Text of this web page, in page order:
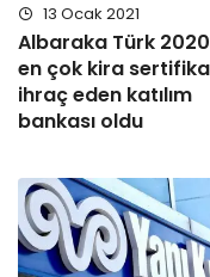
13 Ocak 2021
Albaraka Türk
en çok kira
ihraç eden katılım
bankası oldu